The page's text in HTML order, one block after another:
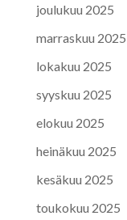
joulukuu 2025
marraskuu 2025
lokakuu 2025
syyskuu 2025
elokuu 2025
heinäkuu 2025
kesäkuu 2025
toukokuu 2025